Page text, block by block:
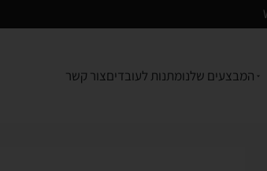
המבצעים שלנומתנות לעובדיםצור קשר